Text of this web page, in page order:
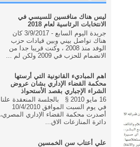
ليس هناك منافسين للسيسي في
الانتخابات الرئاسية لعام 2018
جريدة اليوم السابع - 3/9/2017 كان
هناك تواصل بيني وبين قيادات حزب
الوفد منذ 2008 ، وكنت قريبا جدا من
الانضمام للحزب في 2009 ولكن لم ...
اهم المباديء القانونية التي أرستها
محكمة القضاء الإداري بشان عروض
الشراء الإجباري بقصد الأستحواذ
16 مايو 2010 § بالجلسة المنعقدة علنا
في يوم السبت الموافق 10/4/2010
أصدرت محكمة القضاء الإداري المصري،
دائرة المنازعات الاق...
علي أعتاب سن الخمسين